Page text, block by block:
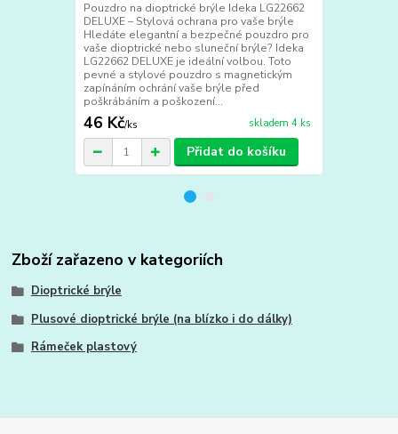
Pouzdro na dioptrické brýle Ideka LG22662
DELUXE – Stylová ochrana pro vaše brýle
Hledáte elegantní a bezpečné pouzdro pro
vaše dioptrické nebo sluneční brýle? Ideka
LG22662 DELUXE je ideální volbou. Toto
pevné a stylové pouzdro s magnetickým
zapínáním ochrání vaše brýle před
poškrábáním a poškození...
46 Kč/ks skladem 4 ks
Přidat do košíku
Zboží zařazeno v kategoriích
Dioptrické brýle
Plusové dioptrické brýle (na blízko i do dálky)
Rámeček plastový